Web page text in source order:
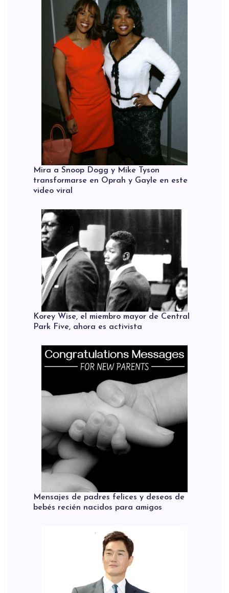
Mira a Snoop Dogg y Mike Tyson
transformarse en Oprah y Gayle en este
video viral
Korey Wise, el miembro mayor de Central
Park Five, ahora es activista
Mensajes de padres felices y deseos de
bebés recién nacidos para amigos